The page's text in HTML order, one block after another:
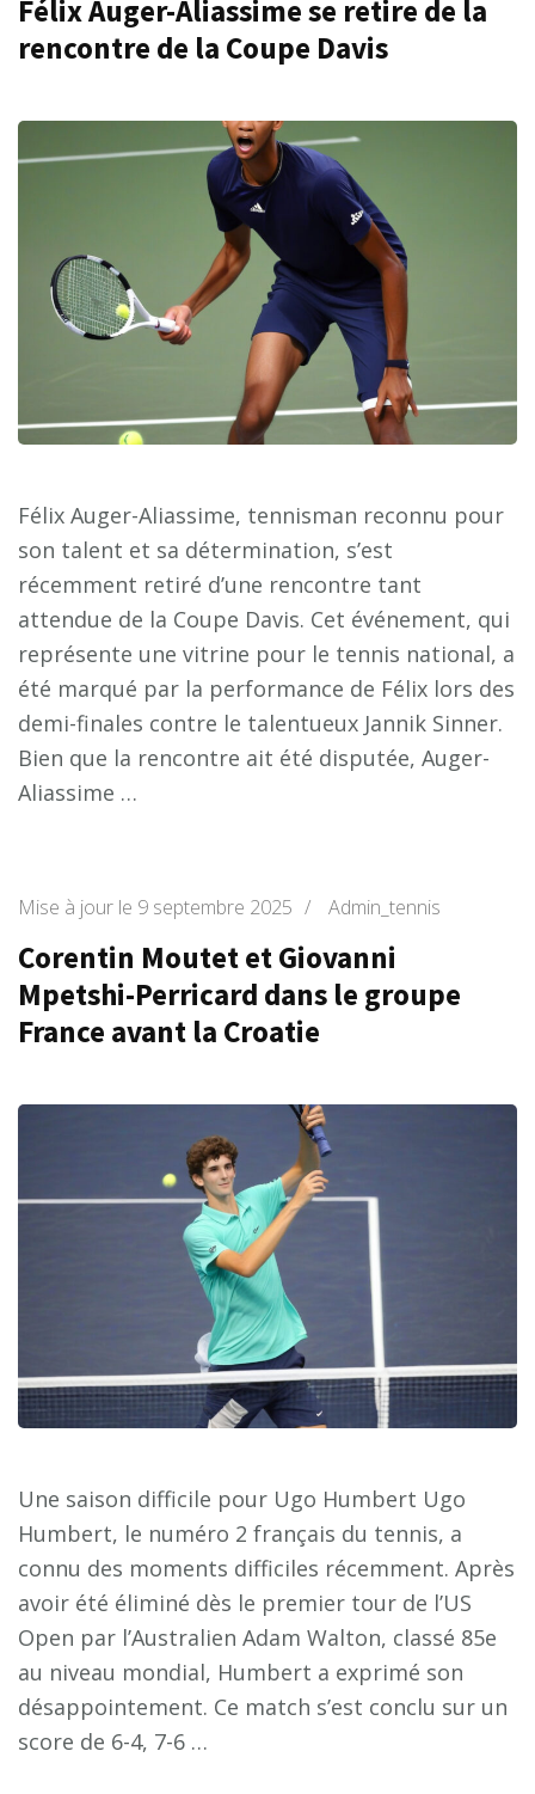
Félix Auger-Aliassime se retire de la
rencontre de la Coupe Davis
Félix Auger-Aliassime, tennisman reconnu pour
son talent et sa détermination, s’est
récemment retiré d’une rencontre tant
attendue de la Coupe Davis. Cet événement, qui
représente une vitrine pour le tennis national, a
été marqué par la performance de Félix lors des
demi-finales contre le talentueux Jannik Sinner.
Bien que la rencontre ait été disputée, Auger-
Aliassime …
Mise à jour le 9 septembre 2025 / Admin_tennis
Corentin Moutet et Giovanni
Mpetshi-Perricard dans le groupe
France avant la Croatie
Une saison difficile pour Ugo Humbert Ugo
Humbert, le numéro 2 français du tennis, a
connu des moments difficiles récemment. Après
avoir été éliminé dès le premier tour de l’US
Open par l’Australien Adam Walton, classé 85e
au niveau mondial, Humbert a exprimé son
désappointement. Ce match s’est conclu sur un
score de 6-4, 7-6 …